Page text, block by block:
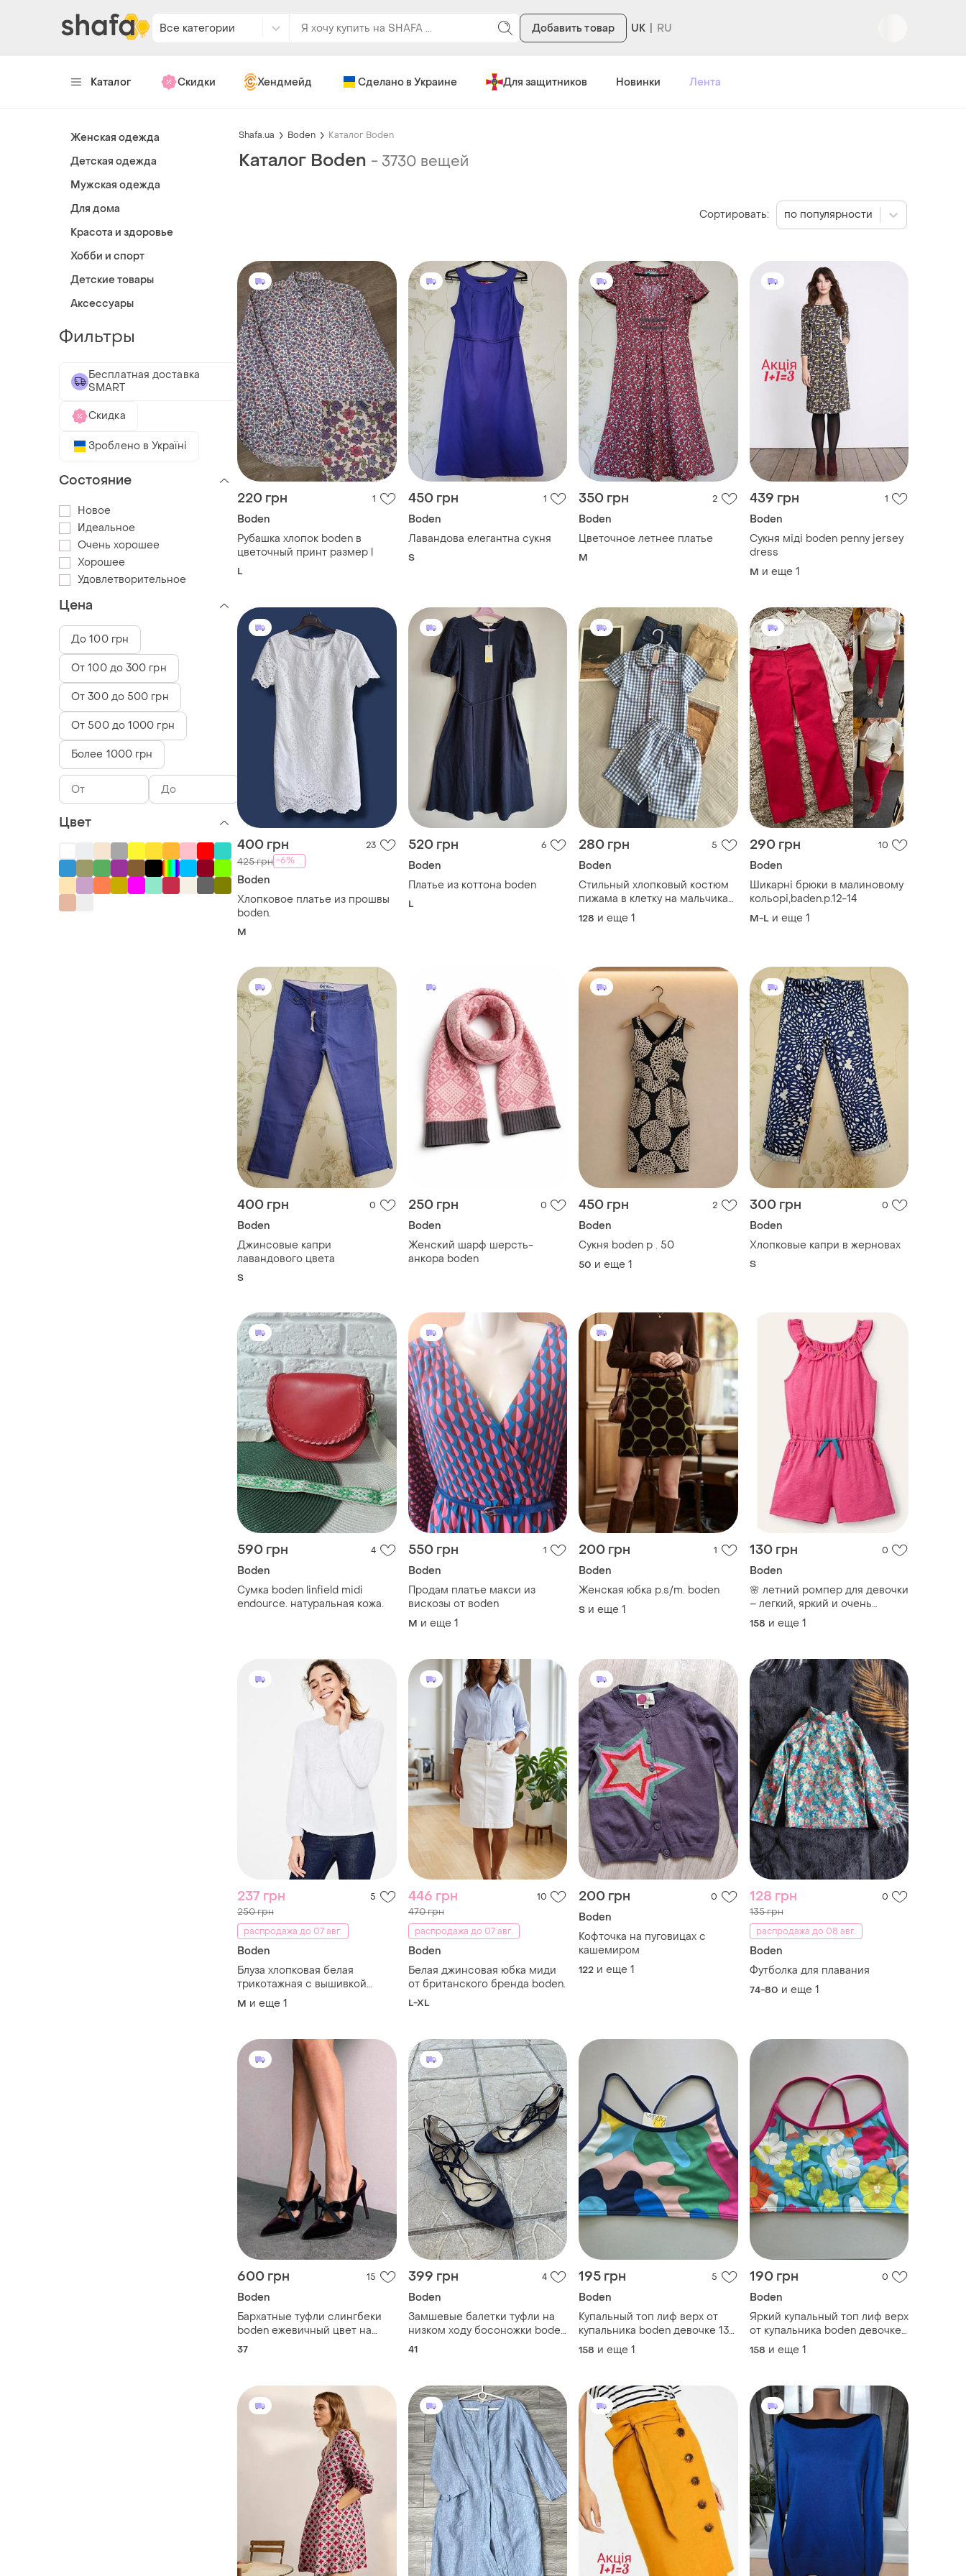
Все категории Добавить товар UK
Каталог Скидки Хендмейд Сделано в Украине Для защитников Новинки Лента
Shafa.ua Boden Каталог Boden
Каталог Boden - 3730 вещей
220 грн 1
Boden
Рубашка хлопок boden в
цветочный принт размер l
L
450 грн 1
Boden
Лавандова елегантна сукня
S
350 грн 2
Boden
Цветочное летнее платье
M
439 грн 1
Boden
Сукня міді boden penny jersey
dress
M и еще 1
400 грн 23
425 грн -6%
Boden
Хлопковое платье из прошвы
boden.
M
520 грн 6
Boden
Платье из коттона boden
L
280 грн 5
Boden
Стильный хлопковый костюм
пижама в клетку на мальчика
7/8 лет
128 и еще 1
290 грн 10
Boden
Шикарні брюки в малиновому
кольорі,baden.p.12-14
M-L и еще 1
400 грн 0
Boden
Джинсовые капри
лавандового цвета
S
250 грн 0
Boden
Женский шарф шерсть-
анкора boden
450 грн 2
Boden
Сукня boden р . 50
50 и еще 1
300 грн 0
Boden
Хлопковые капри в жерновах
S
590 грн 4
Boden
Сумка boden linfield midi
endource. натуральная кожа.
550 грн 1
Boden
Продам платье макси из
вискозы от воden
M и еще 1
200 грн 1
Boden
Женская юбка р.s/m. boden
S и еще 1
130 грн 0
Boden
🌸 летний ромпер для девочки
– легкий, яркий и очень
комфортный!
158 и еще 1
237 грн 5
250 грн
распродажа до 07 авг.
Boden
Блуза хлопковая белая
трикотажная с вышивкой
boden
M и еще 1
446 грн 10
470 грн
распродажа до 07 авг.
Boden
Белая джинсовая юбка миди
от британского бренда boden.
L-XL
200 грн 0
Boden
Кофточка на пуговицах с
кашемиром
122 и еще 1
128 грн 0
135 грн
распродажа до 08 авг.
Boden
Футболка для плавания
74-80 и еще 1
600 грн 15
Boden
Бархатные туфли слингбеки
boden ежевичный цвет на
шпильке размер 37
37
399 грн 4
Boden
Замшевые балетки туфли на
низком ходу босоножки boden
41p
41
195 грн 5
Boden
Купальный топ лиф верх от
купальника boden девочке 13-
14 л 158-164 см новый
158 и еще 1
190 грн 0
Boden
Яркий купальный топ лиф верх
от купальника boden девочке
13-14 л 158-164 см
158 и еще 1
Сортировать: по популярности
Женская одежда
Детская одежда
Мужская одежда
Для дома
Красота и здоровье
Хобби и спорт
Детские товары
Аксессуары
Фильтры
Бесплатная доставка
SMART
Скидка
Зроблено в Україні
Состояние
Новое
Идеальное
Очень хорошее
Хорошее
Удовлетворительное
Цена
До 100 грн
От 100 до 300 грн
От 300 до 500 грн
От 500 до 1000 грн
Более 1000 грн
Цвет